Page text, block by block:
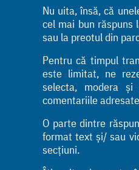
Nu uita, însă, că
cel mai bun răspuns
sau la preotul din
Pentru că timpul
este limitat, ne
selecta, modera
comentariile
O parte dintre
format text și/ sau
secțiuni.